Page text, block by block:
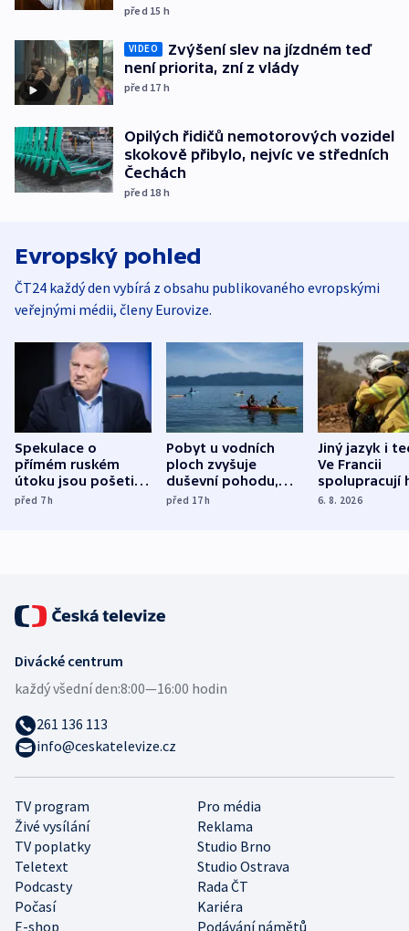
před 15 h
VIDEO
Zvýšení slev na jízdném teď
není priorita, zní z vlády
před 17 h
Opilých řidičů nemotorových vozidel
skokově přibylo, nejvíc ve středních
Čechách
před 18 h
Evropský pohled
ČT24 každý den vybírá z obsahu publikovaného evropskými
veřejnými médii, členy Eurovize.
Spekulace o
přímém ruském
útoku jsou pošetilé,
míní estonský
před 7h
Pobyt u vodních
ploch zvyšuje
duševní pohodu,
ukázala
před 17h
Jiný jazyk i
Ve Francii
spolupracují
různých zemí
6. 8. 2026
TV program
Pro média
Živé vysílání
Reklama
TV poplatky
Studio Brno
Teletext
Studio Ostrava
Podcasty
Rada ČT
Počasí
Kariéra
E-shop
Podávání námětů
Divácké centrum
každý všední den:8:00—16:00 hodin
261 136 113
info@ceskatelevize.cz